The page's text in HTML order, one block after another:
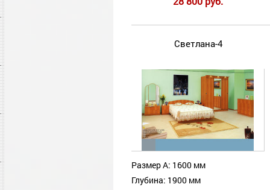
Светлана-4
Размер А: 1600 мм
Глубина: 1900 мм